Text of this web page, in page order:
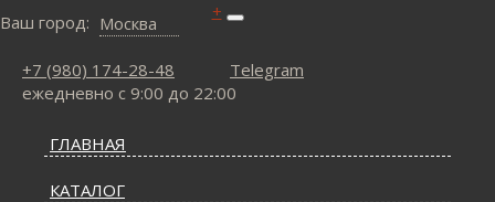
Ваш город: Москва
+7 (980) 174-28-48
Telegram
ежедневно с 9:00 до 22:00
+
ГЛАВНАЯ
КАТАЛОГ